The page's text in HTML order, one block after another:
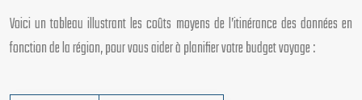
Voici un tableau illustrant les coûts moyens de l’itinérance des données en
fonction de la région, pour vous aider à planifier votre budget voyage :